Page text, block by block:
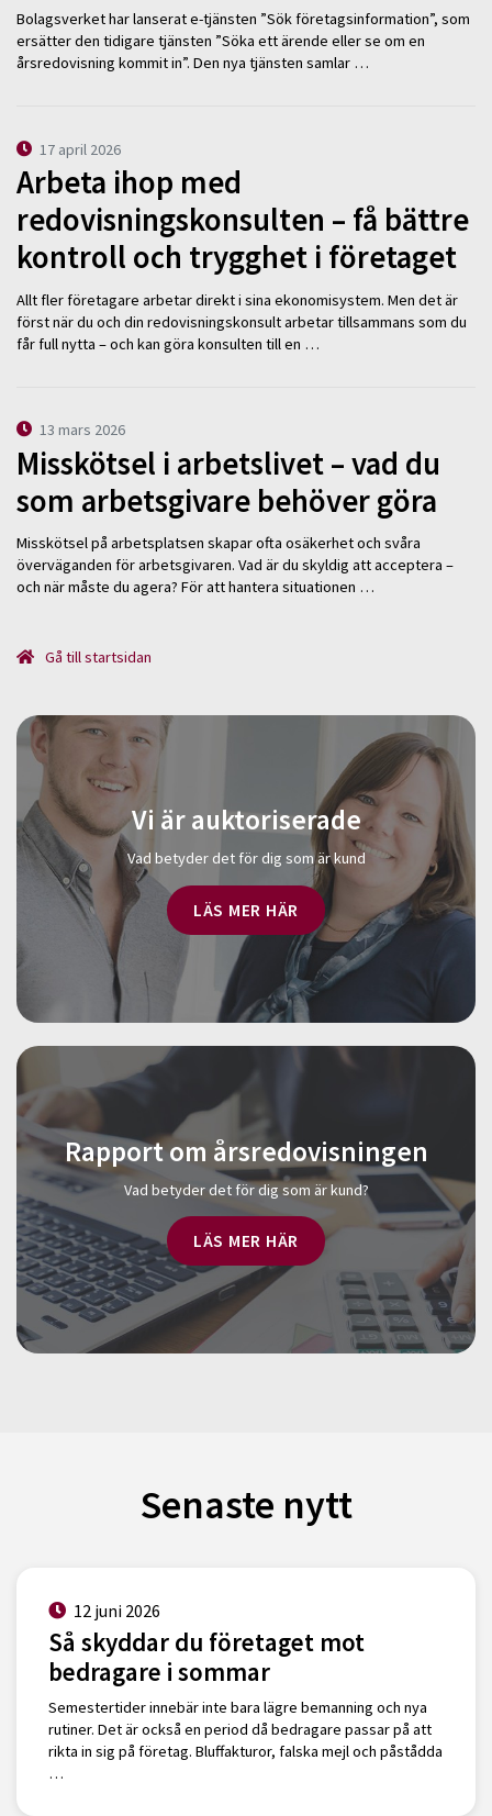
Bolagsverket har lanserat e-tjänsten ”Sök företagsinformation”, som
ersätter den tidigare tjänsten ”Söka ett ärende eller se om en
årsredovisning kommit in”. Den nya tjänsten samlar …
17 april 2026
Arbeta ihop med
redovisningskonsulten – få bättre
kontroll och trygghet i företaget
Allt fler företagare arbetar direkt i sina ekonomisystem. Men det är
först när du och din redovisningskonsult arbetar tillsammans som du
får full nytta – och kan göra konsulten till en …
13 mars 2026
Misskötsel i arbetslivet – vad du
som arbetsgivare behöver göra
Misskötsel på arbetsplatsen skapar ofta osäkerhet och svåra
överväganden för arbetsgivaren. Vad är du skyldig att acceptera –
och när måste du agera? För att hantera situationen …
Gå till startsidan
Vi är auktoriserade
Vad betyder det för dig som är kund
LÄS MER HÄR
Rapport om årsredovisningen
Vad betyder det för dig som är kund?
LÄS MER HÄR
Senaste nytt
12 juni 2026
Så skyddar du företaget mot
bedragare i sommar
Semestertider innebär inte bara lägre bemanning och nya
rutiner. Det är också en period då bedragare passar på att
rikta in sig på företag. Bluffakturor, falska mejl och påstådda
…